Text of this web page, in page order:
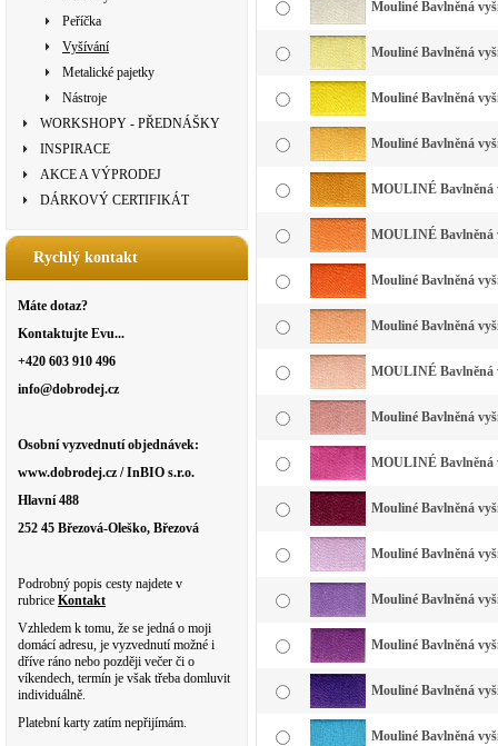
Peříčka
Vyšívání
Metalické pajetky
Nástroje
WORKSHOPY - PŘEDNÁŠKY
INSPIRACE
AKCE A VÝPRODEJ
DÁRKOVÝ CERTIFIKÁT
Rychlý kontakt
Máte dotaz?
Kontaktujte Evu...
+420 603 910 496
info@dobrodej.cz
Osobní vyzvednutí objednávek:
www.dobrodej.cz / InBIO s.r.o.
Hlavní 488
252 45 Březová-Oleško, Březová
Podrobný popis cesty najdete v
rubrice Kontakt
Vzhledem k tomu, že se jedná o moji
domácí adresu, je vyzvednutí možné i
dříve ráno nebo později večer či o
víkendech, termín je však třeba domluvit
individuálně.
Platební karty zatím nepřijímám.
Mouliné Bavlněná
Mouliné Bavlněná
Mouliné Bavlněná
Mouliné Bavlněná
MOULINÉ Bavlněná
MOULINÉ Bavlněná
Mouliné Bavlněná
Mouliné Bavlněná
MOULINÉ Bavlněná
Mouliné Bavlněná
MOULINÉ Bavlněná
Mouliné Bavlněná
Mouliné Bavlněná
Mouliné Bavlněná
Mouliné Bavlněná
Mouliné Bavlněná
Mouliné Bavlněná